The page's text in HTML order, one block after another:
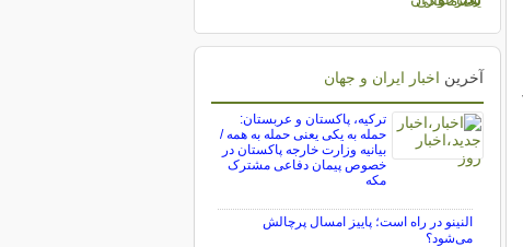
آخرین اخبار ایران و جهان
ترکیه، پاکستان و عربستان:
حمله به یکی یعنی حمله به همه /
بیانیه وزارت خارجه پاکستان در
خصوص پیمان دفاعی مشترک
مکه
النینو در راه است؛ پاییز امسال پرچالش
می‌شود؟